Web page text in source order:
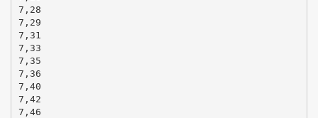
7,28
7,29
7,31
7,33
7,35
7,36
7,40
7,42
7,46